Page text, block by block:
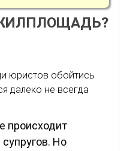
юристов обойтись
далеко не всегда
происходит
Но